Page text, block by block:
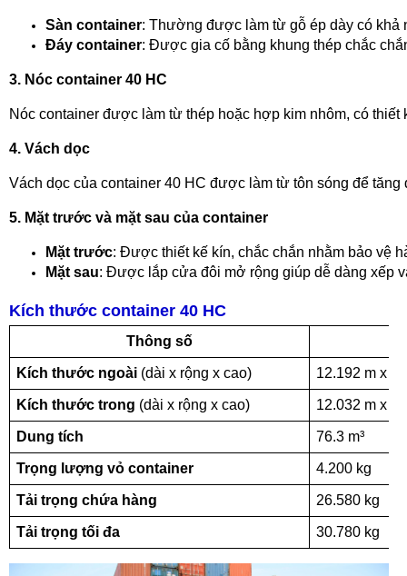
Sàn container: Thường được làm từ gỗ ép dày có khả
Đáy container: Được gia cố bằng khung thép chắc
3. Nóc container 40 HC
Nóc container được làm từ thép hoặc hợp kim nhôm, có
4. Vách dọc
Vách dọc của container 40 HC được làm từ tôn sóng để
5. Mặt trước và mặt sau của container
Mặt trước: Được thiết kế kín, chắc chắn nhằm bảo vệ
Mặt sau: Được lắp cửa đôi mở rộng giúp dễ dàng xếp
Kích thước container 40 HC
Thông số
Kích thước ngoài (dài x rộng x cao) 12.192 m x
Kích thước trong (dài x rộng x cao) 12.032 m x
Dung tích 76.3 m³
Trọng lượng vỏ container 4.200 kg
Tải trọng chứa hàng 26.580 kg
Tải trọng tối đa 30.780 kg